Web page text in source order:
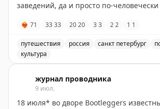
заведений, да и просто по-человечески
❤‍🔥 71 3333 2020 33 22 1 1
путешествия россия санкт петербург
культура
журнал проводника
9 июл.
18 июля* во дворе Bootleggers